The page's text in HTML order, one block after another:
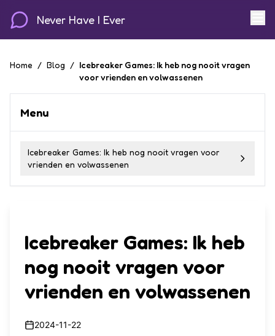
Never Have I Ever
Home / Blog / Icebreaker Games: Ik heb nog nooit vragen
voor vrienden en volwassenen
Menu
Icebreaker Games: Ik heb nog nooit vragen voor
vrienden en volwassenen
Icebreaker Games: Ik heb
nog nooit vragen voor
vrienden en volwassenen
2024-11-22